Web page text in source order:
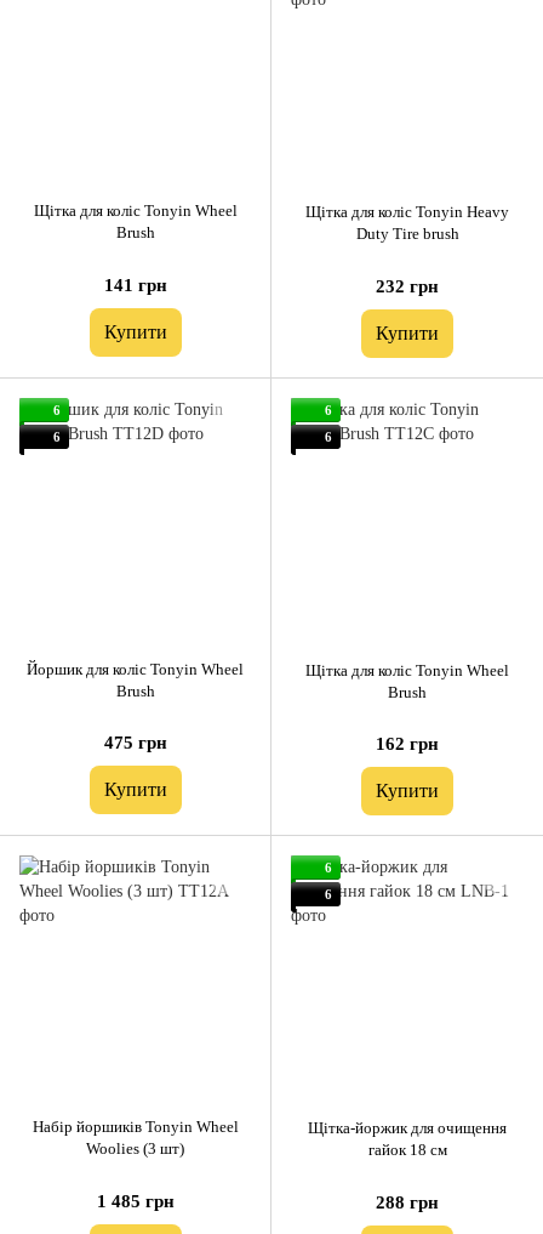
Щітка для коліс Tonyin Wheel
Brush
141 грн
Купити
Щітка для коліс Tonyin Heavy
Duty Tire brush
232 грн
Купити
6
6
Йоршик для коліс Tonyin Wheel
Brush
475 грн
Купити
6
6
Щітка для коліс Tonyin Wheel
Brush
162 грн
Купити
Набір йоршиків Tonyin Wheel
Woolies (3 шт)
1 485 грн
6
6
Щітка-йоржик для очищення
гайок 18 см
288 грн